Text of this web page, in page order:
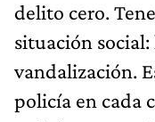
delito cero.
situación
vandalización.
policía en cada